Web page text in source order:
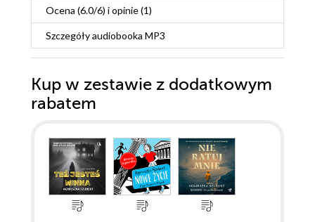
Ocena (6.0/6) i opinie (1)
Szczegółyaudiobooka MP3
Kup w zestawie z dodatkowym
rabatem